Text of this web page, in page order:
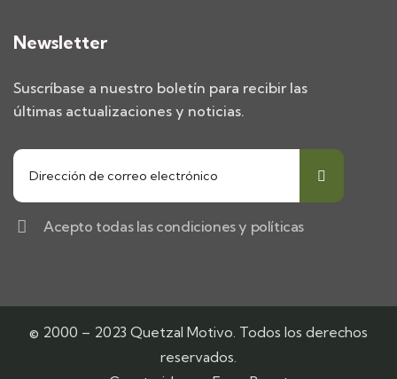
Newsletter
Suscríbase a nuestro boletín para recibir las
últimas actualizaciones y noticias.
Acepto todas las condiciones y políticas
© 2000 – 2023 Quetzal Motivo. Todos los derechos
reservados.